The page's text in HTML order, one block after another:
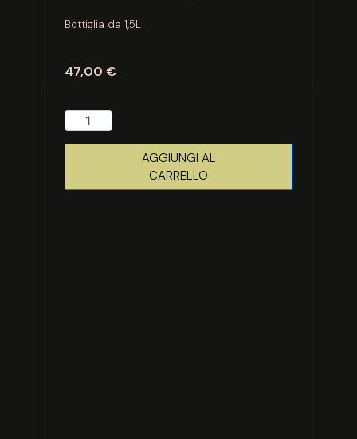
Bottiglia da 1,5L
47,00 €
AGGIUNGI AL
CARRELLO